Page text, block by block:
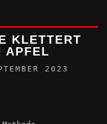
KLETTERT
APFEL
2023